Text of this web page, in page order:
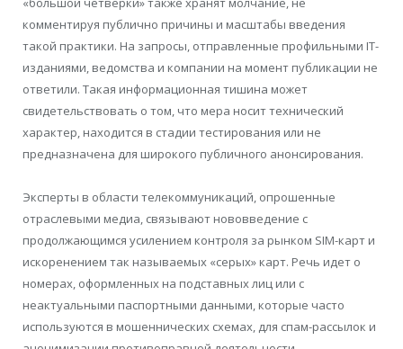
комментируя публично причины и масштабы введения
такой практики. На запросы, отправленные профильными IT-
изданиями, ведомства и компании на момент публикации не
ответили. Такая информационная тишина может
свидетельствовать о том, что мера носит технический
характер, находится в стадии тестирования или не
предназначена для широкого публичного анонсирования.
Эксперты в области телекоммуникаций, опрошенные
отраслевыми медиа, связывают нововведение с
продолжающимся усилением контроля за рынком SIM-карт и
искоренением так называемых «серых» карт. Речь идет о
номерах, оформленных на подставных лиц или с
неактуальными паспортными данными, которые часто
используются в мошеннических схемах, для спам-рассылок и